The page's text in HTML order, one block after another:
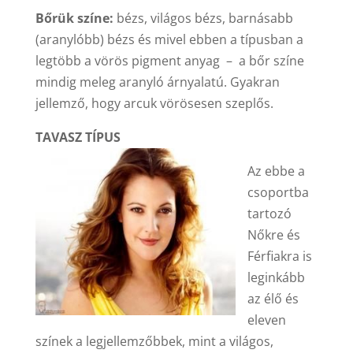
Bőrük színe: bézs, világos bézs, barnásabb
(aranylóbb) bézs és mivel ebben a típusban a
legtöbb a vörös pigment anyag – a bőr színe
mindig meleg aranyló árnyalatú. Gyakran
jellemző, hogy arcuk vörösesen szeplős.
TAVASZ TÍPUS
Az ebbe a
csoportba
tartozó
Nőkre és
Férfiakra is
leginkább
az élő és
eleven
színek a legjellemzőbbek, mint a világos,